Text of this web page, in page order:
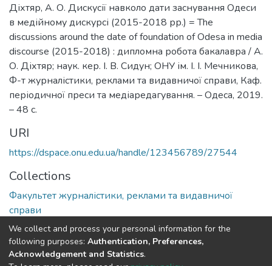
Діхтяр, А. О. Дискусії навколо дати заснування Одеси
в медійному дискурсі (2015-2018 рр.) = The
discussions around the date of foundation of Odesa in media
discourse (2015-2018) : дипломна робота бакалавра / А.
О. Діхтяр; наук. кер. І. В. Сидун; ОНУ ім. І. І. Мечникова,
Ф-т журналістики, реклами та видавничої справи, Каф.
періодичної преси та медіаредагування. – Одеса, 2019.
– 48 с.
URI
https://dspace.onu.edu.ua/handle/123456789/27544
Collections
Факультет журналістики, реклами та видавничої
справи
Full item page
We collect and process your personal information for the
following purposes: Authentication, Preferences,
Acknowledgement and Statistics.